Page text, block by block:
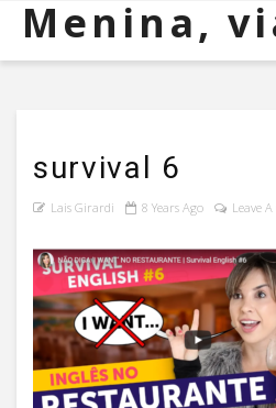
Menina,
survival 6
Lais Girardi 8 Years Ago Leave